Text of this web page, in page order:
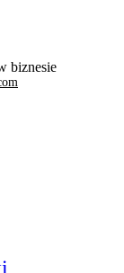
biznesie